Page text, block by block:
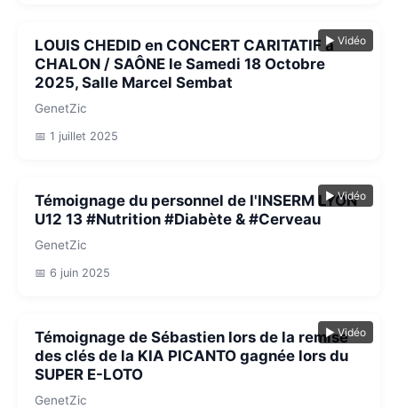
▶ Vidéo
LOUIS CHEDID en CONCERT CARITATIF à
CHALON / SAÔNE le Samedi 18 Octobre
2025, Salle Marcel Sembat
GenetZic
📅 1 juillet 2025
▶ Vidéo
Témoignage du personnel de l'INSERM LYON
U12 13 #Nutrition #Diabète & #Cerveau
GenetZic
📅 6 juin 2025
▶ Vidéo
Témoignage de Sébastien lors de la remise
des clés de la KIA PICANTO gagnée lors du
SUPER E-LOTO
GenetZic